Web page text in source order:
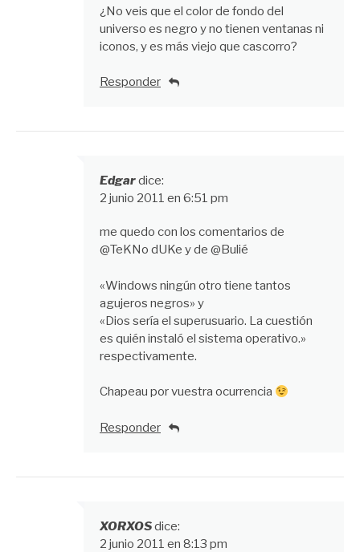
¿No veis que el color de fondo del
universo es negro y no tienen ventanas ni
iconos, y es más viejo que cascorro?
Responder
Edgardice:
2 junio 2011 en 6:51 pm
me quedo con los comentarios de
@TeKNo dUKe y de @Bulié
«Windows ningún otro tiene tantos
agujeros negros» y
«Dios sería el superusuario. La cuestión
es quién instaló el sistema operativo.»
respectivamente.
Chapeau por vuestra ocurrencia
Responder
XORXOSdice:
2 junio 2011 en 8:13 pm